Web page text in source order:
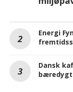
Energi
Dansk